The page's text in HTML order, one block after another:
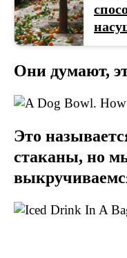
Они думают,
Это
стаканы, но